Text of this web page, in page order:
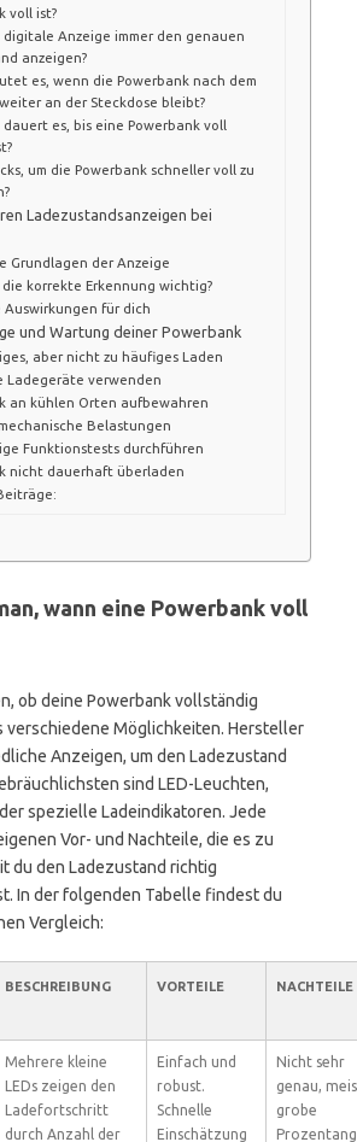
voll ist?
digitale Anzeige immer den genauen
anzeigen?
es, wenn die Powerbank nach dem
an der Steckdose bleibt?
es, bis eine Powerbank voll
um die Powerbank schneller voll zu
Ladezustandsanzeigen bei
Grundlagen der Anzeige
die korrekte Erkennung wichtig?
Auswirkungen für dich
und Wartung deiner Powerbank
aber nicht zu häufiges Laden
Ladegeräte verwenden
an kühlen Orten aufbewahren
Belastungen
Funktionstests durchführen
nicht dauerhaft überladen
wann eine Powerbank voll
ob deine Powerbank vollständig
verschiedene Möglichkeiten. Hersteller
Anzeigen, um den Ladezustand
sind LED-Leuchten,
spezielle Ladeindikatoren. Jede
Vor- und Nachteile, die es zu
du den Ladezustand richtig
In der folgenden Tabelle findest du
Vergleich:
BESCHREIBUNG VORTEILE NACHTEILE
Mehrere kleine
LEDs zeigen den
Ladefortschritt
durch Anzahl der
Einfach und
robust.
Schnelle
Einschätzung
Nicht sehr
genau,
grobe